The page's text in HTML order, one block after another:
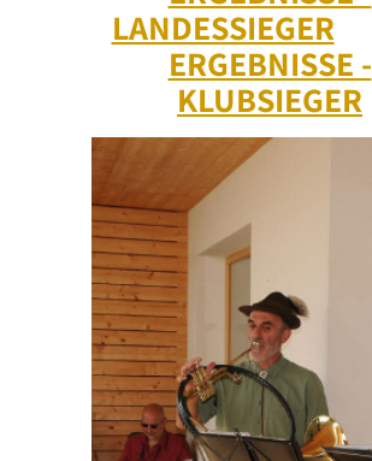
LANDESSIEGER
ERGEBNISSE -
KLUBSIEGER